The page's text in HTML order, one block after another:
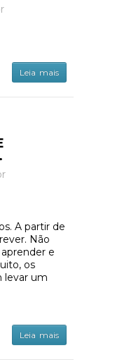
Leia mais
A partir de
Não
e
os
levar um
Leia mais